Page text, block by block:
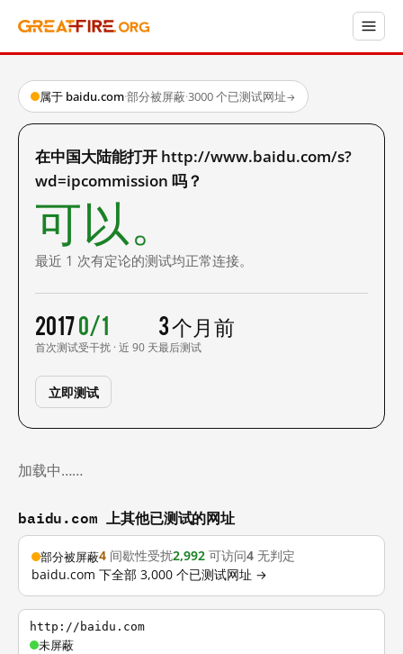
属于 baidu.com·部分被屏蔽·3000 个已测试网址→
在中国大陆能打开 http://www.baidu.com/s?
wd=ipcommission 吗？
可以。
最近 1 次有定论的测试均正常连接。
2017
首次测试
0/1
受干扰 · 近 90 天
3 个月前
最后测试
立即测试
加载中……
baidu.com 上其他已测试的网址
部分被屏蔽4 间歇性受扰2,992 可访问4 无判定
baidu.com 下全部 3,000 个已测试网址 →
http://baidu.com
未屏蔽